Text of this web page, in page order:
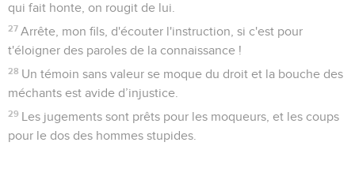
qui fait honte, on rougit de lui.
27 Arrête, mon fils, d'écouter l'instruction, si c'est pour
t'éloigner des paroles de la connaissance !
28 Un témoin sans valeur se moque du droit et la bouche des
méchants est avide d’injustice.
29 Les jugements sont prêts pour les moqueurs, et les coups
pour le dos des hommes stupides.